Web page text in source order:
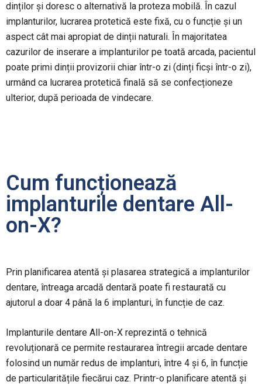
dinților și doresc o alternativă la proteza mobilă. În cazul
implanturilor, lucrarea protetică este fixă, cu o funcție și un
aspect cât mai apropiat de dinții naturali. În majoritatea
cazurilor de inserare a implanturilor pe toată arcada, pacientul
poate primi dinții provizorii chiar într-o zi (dinți ficși într-o zi),
urmând ca lucrarea protetică finală să se confecționeze
ulterior, după perioada de vindecare.
Cum funcționează
implanturile dentare All-
on-X?
Prin planificarea atentă și plasarea strategică a implanturilor
dentare, întreaga arcadă dentară poate fi restaurată cu
ajutorul a doar 4 până la 6 implanturi, în funcție de caz.
Implanturile dentare All-on-X reprezintă o tehnică
revoluționară ce permite restaurarea întregii arcade dentare
folosind un număr redus de implanturi, între 4 și 6, în funcție
de particularitățile fiecărui caz. Printr-o planificare atentă și